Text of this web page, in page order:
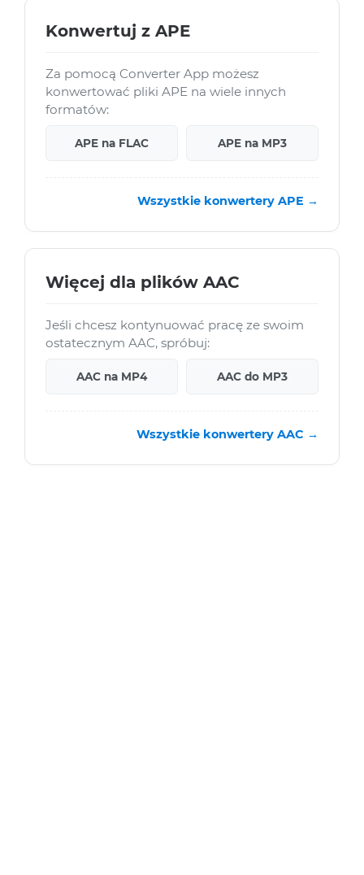
Konwertuj z APE
Za pomocą Converter App możesz
konwertować pliki APE na wiele innych
formatów:
APE na FLAC APE na MP3
Wszystkie konwertery APE →
Więcej dla plików AAC
Jeśli chcesz kontynuować pracę ze swoim
ostatecznym AAC, spróbuj:
AAC na MP4 AAC do MP3
Wszystkie konwertery AAC →